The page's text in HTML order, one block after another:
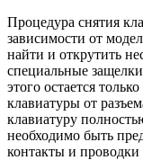
Процедура снятия
зависимости от
найти и открутить
специальные
этого остается
клавиатуры от
клавиатуру
необходимо быть
контакты и